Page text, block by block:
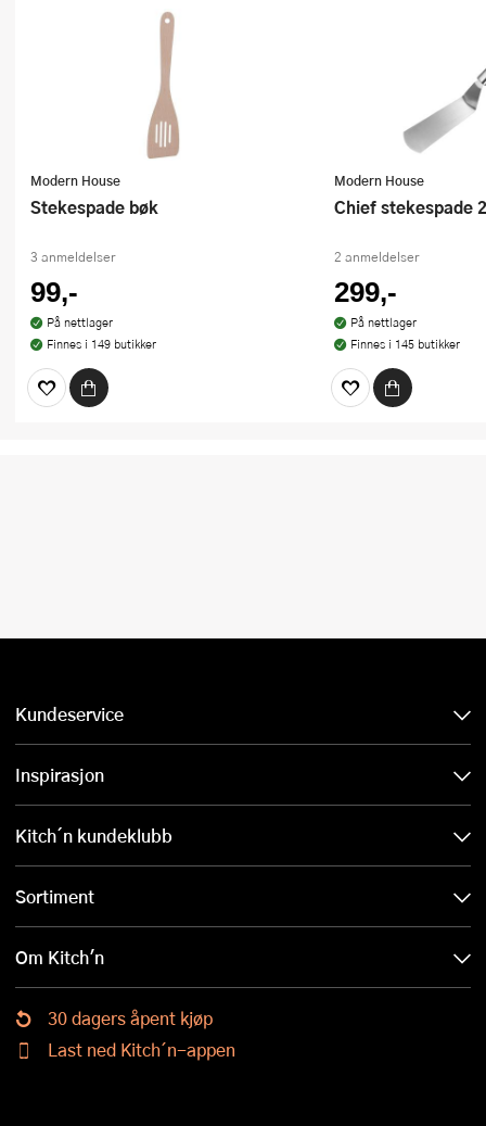
Modern House
Stekespade bøk
3 anmeldelser
99,-
På nettlager
Finnes i 149 butikker
Modern House
Chief stekespade
2 anmeldelser
299,-
På nettlager
Finnes i 145 butikker
Kundeservice
Inspirasjon
Kitch´n kundeklubb
Sortiment
Om Kitch'n
30 dagers åpent kjøp
Last ned Kitch´n-appen